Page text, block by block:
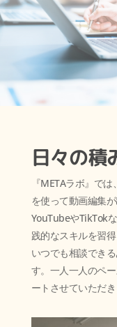
日々の積
『METAラボ』では
を使って動画編集
YouTubeやTikTok
践的なスキルを習
いつでも相談でき
す。一人一人のペ
ートさせていただき